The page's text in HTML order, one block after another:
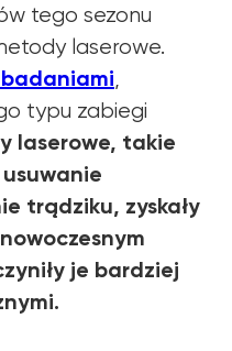
tego sezonu
laserowe.
,
typu zabiegi
laserowe, takie
trądziku, zyskały
je bardziej